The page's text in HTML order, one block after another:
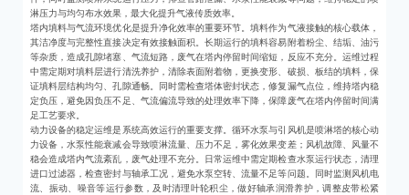
淋压力与均匀布水效果，最大化提升气液传质效率。
塔内填料与气流环境优化是提升净化效率的重要环节。填料作为气液接触的核心载体，
其洁净度与完整性直接决定有效接触面积。长期运行的填料容易附着粉尘、结垢、油污
等杂质，造成孔隙堵塞、气流短路，废气在塔内停留时间缩短，反应不充分。运维过程
中需定期对填料层进行清洗养护，清除表面附着物，更换变形、破损、板结的填料，保
证填料层结构均匀、孔隙通畅。同时需检查塔体密封状态，修复漏气点位，维持塔内稳
定负压，避免因负压不足、气流偏流导致的处理效率下降，保障废气在塔内停留时间满
足工艺要求。
动力设备的稳定运维是系统高效运行的重要支撑。循环水泵与引风机是喷淋塔的核心动
力设备，水泵性能衰减会导致喷淋流量、压力不足，雾化效果变差；风机故障、风量不
稳会造成塔内气流紊乱，废气处理不充分。日常运维中需定期检查水泵运行状态，清理
进口过滤器，检查密封与轴承工况，避免水泵空转、流量不足等问题。同时监测风机电
流、振动、噪音等运行参数，及时清理叶轮积尘，做好轴承润滑养护，调整皮带松紧